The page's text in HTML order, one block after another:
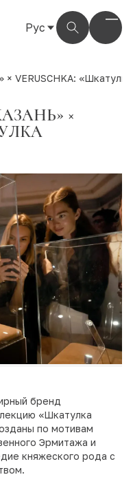
Рус
Тат
VERUSCHKA:
×
бренд
«Шкатулка
по мотивам
Эрмитажа и
княжеского рода с